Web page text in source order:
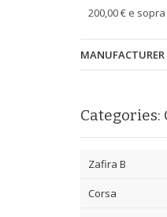
200,00 € e sopra
MANUFACTURER
Categories:
Zafira B
Corsa